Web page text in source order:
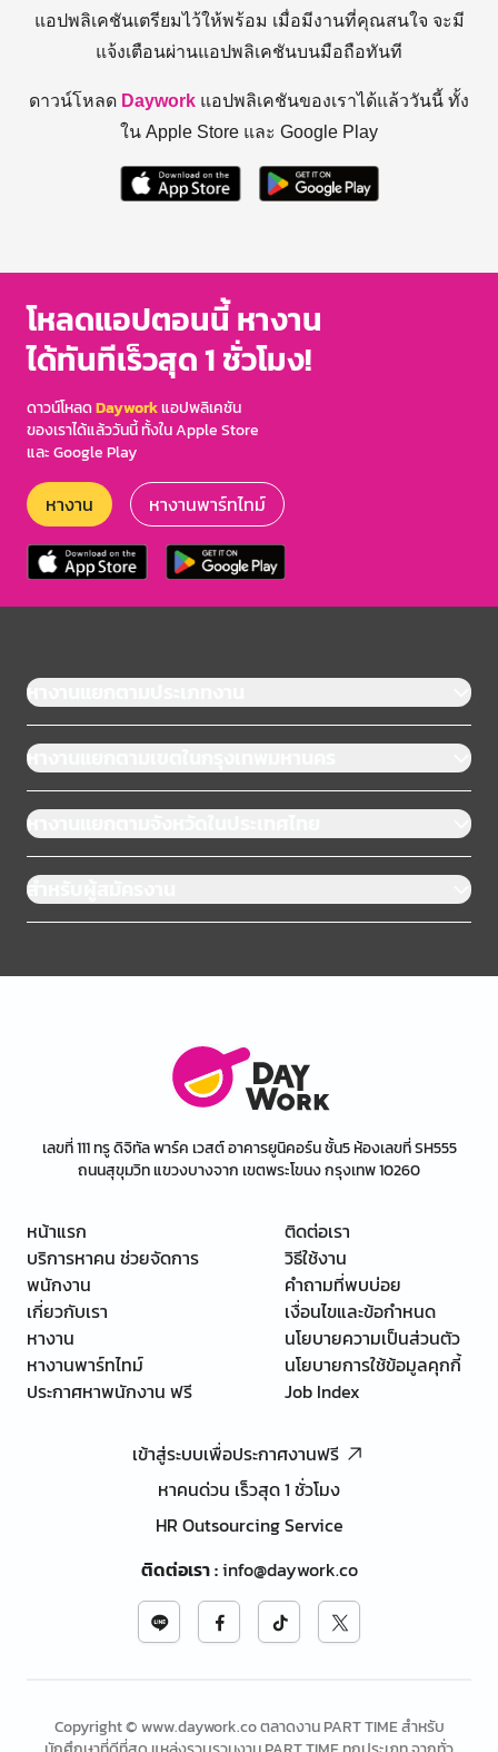
แอปพลิเคชันเตรียมไว้ให้พร้อม เมื่อมีงานที่คุณสนใจ จะมี
แจ้งเตือนผ่านแอปพลิเคชันบนมือถือทันที
ดาวน์โหลด Daywork แอปพลิเคชันของเราได้แล้ววันนี้ ทั้ง
ใน Apple Store และ Google Play
โหลดแอปตอนนี้ หางาน
ได้ทันทีเร็วสุด 1 ชั่วโมง!
ดาวน์โหลดDayworkแอปพลิเคชัน
ของเราได้แล้ววันนี้ ทั้งใน Apple Store
และ Google Play
หางาน หางานพาร์ทไทม์
หางานแยกตามประเภทงาน
หางานแยกตามเขตในกรุงเทพมหานคร
หางานแยกตามจังหวัดในประเทศไทย
สำหรับผู้สมัครงาน
เลขที่ 111 ทรู ดิจิทัล พาร์ค เวสต์ อาคารยูนิคอร์น ชั้น5 ห้องเลขที่ SH555
ถนนสุขุมวิท แขวงบางจาก เขตพระโขนง กรุงเทพ 10260
หน้าแรก
บริการหาคน ช่วยจัดการ
พนักงาน
เกี่ยวกับเรา
หางาน
หางานพาร์ทไทม์
ประกาศหาพนักงาน ฟรี
ติดต่อเรา
วิธีใช้งาน
คำถามที่พบบ่อย
เงื่อนไขและข้อกำหนด
นโยบายความเป็นส่วนตัว
นโยบายการใช้ข้อมูลคุกกี้
Job Index
เข้าสู่ระบบเพื่อประกาศงานฟรี
หาคนด่วน เร็วสุด 1 ชั่วโมง
HR Outsourcing Service
ติดต่อเรา:info@daywork.co
Copyright © www.daywork.co ตลาดงาน PART TIME สำหรับ